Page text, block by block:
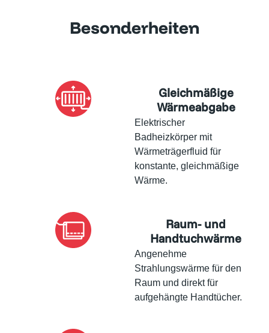
Besonderheiten
Gleichmäßige
Wärmeabgabe
Elektrischer
Badheizkörper mit
Wärmeträgerfluid für
konstante, gleichmäßige
Wärme.
Raum- und
Handtuchwärme
Angenehme
Strahlungswärme für den
Raum und direkt für
aufgehängte Handtücher.